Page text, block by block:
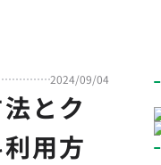
2024/09/04
とク
用方